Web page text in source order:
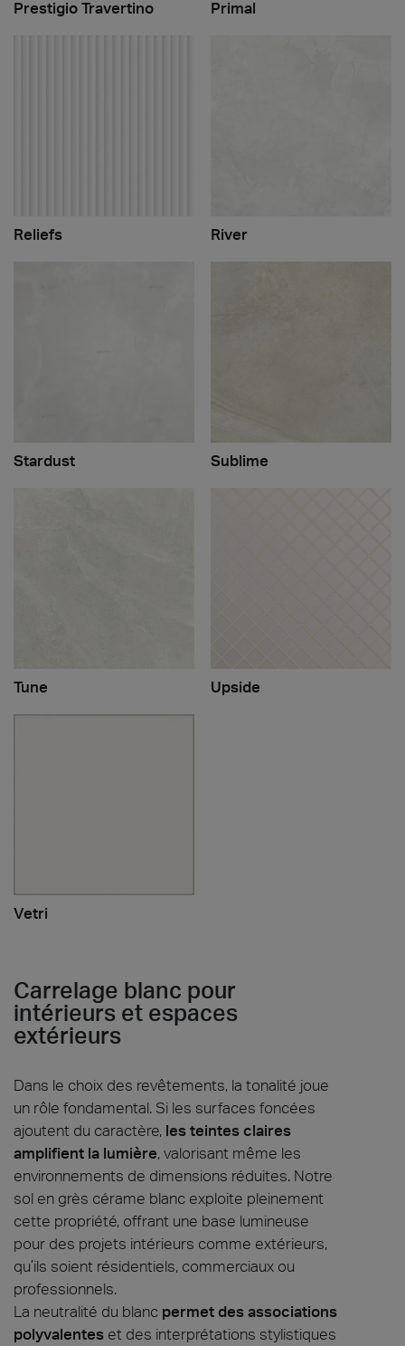
Prestigio Travertino Primal
Reliefs River
Stardust Sublime
Tune Upside
Vetri
Carrelage blanc pour
intérieurs et espaces
extérieurs
Dans le choix des revêtements, la tonalité joue
un rôle fondamental. Si les surfaces foncées
ajoutent du caractère, les teintes claires
amplifient la lumière, valorisant même les
environnements de dimensions réduites. Notre
sol en grès cérame blanc exploite pleinement
cette propriété, offrant une base lumineuse
pour des projets intérieurs comme extérieurs,
qu’ils soient résidentiels, commerciaux ou
professionnels.
La neutralité du blanc permet des associations
polyvalentes et des interprétations stylistiques